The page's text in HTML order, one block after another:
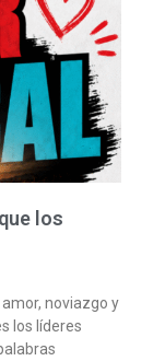
los
noviazgo y
los líderes